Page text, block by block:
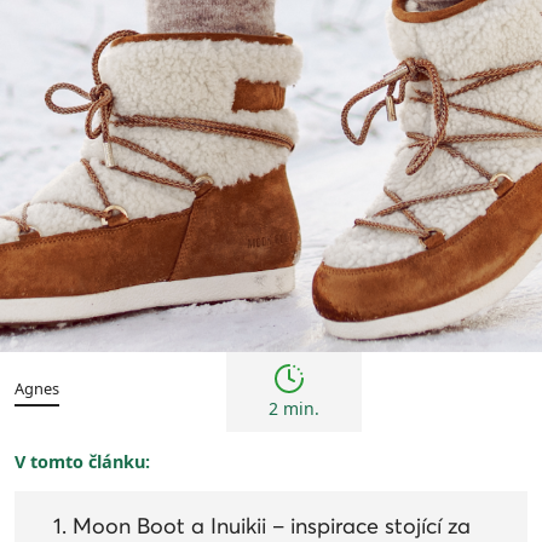
Trendy
Agnes
2 min.
V tomto článku:
Moon Boot a Inuikii – inspirace stojící za